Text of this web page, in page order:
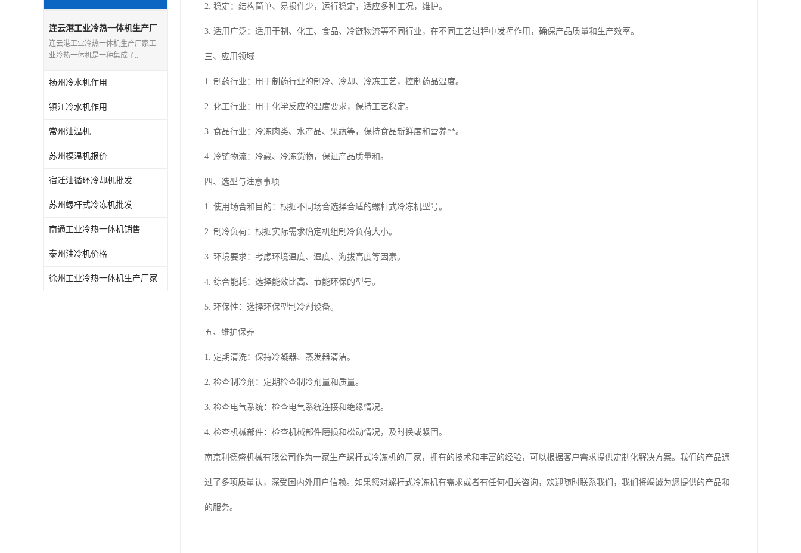
防爆冷水机
连云港工业冷热一体机生产厂
家
连云港工业冷热一体机生产厂家工
业冷热一体机是一种集成了..
扬州冷水机作用
镇江冷水机作用
常州油温机
苏州模温机报价
宿迁油循环冷却机批发
苏州螺杆式冷冻机批发
南通工业冷热一体机销售
泰州油冷机价格
徐州工业冷热一体机生产厂家
2. 稳定：结构简单、易损件少，运行稳定，适应多种工况，维护。
3. 适用广泛：适用于制、化工、食品、冷链物流等不同行业，在不同工艺过程中发挥作用，确保产品质量和生产效率。
三、应用领域
1. 制药行业：用于制药行业的制冷、冷却、冷冻工艺，控制药品温度。
2. 化工行业：用于化学反应的温度要求，保持工艺稳定。
3. 食品行业：冷冻肉类、水产品、果蔬等，保持食品新鲜度和营养**。
4. 冷链物流：冷藏、冷冻货物，保证产品质量和。
四、选型与注意事项
1. 使用场合和目的：根据不同场合选择合适的螺杆式冷冻机型号。
2. 制冷负荷：根据实际需求确定机组制冷负荷大小。
3. 环境要求：考虑环境温度、湿度、海拔高度等因素。
4. 综合能耗：选择能效比高、节能环保的型号。
5. 环保性：选择环保型制冷剂设备。
五、维护保养
1. 定期清洗：保持冷凝器、蒸发器清洁。
2. 检查制冷剂：定期检查制冷剂量和质量。
3. 检查电气系统：检查电气系统连接和绝缘情况。
4. 检查机械部件：检查机械部件磨损和松动情况，及时换或紧固。
南京利德盛机械有限公司作为一家生产螺杆式冷冻机的厂家，拥有的技术和丰富的经验，可以根据客户需求提供定制化解决方案。我们的产品通
过了多项质量认，深受国内外用户信赖。如果您对螺杆式冷冻机有需求或者有任何相关咨询，欢迎随时联系我们，我们将竭诚为您提供的产品和
的服务。